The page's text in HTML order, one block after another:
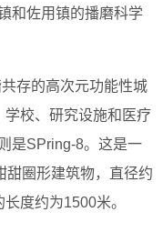
和佐用镇的播磨科学
存的高次元功能性城
学校、研究设施和医疗
是SPring-8。这是一
甜圈形建筑物，直径约
度约为1500米。